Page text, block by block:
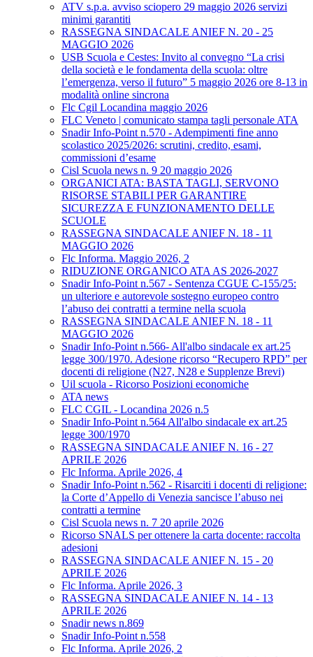
ATV s.p.a. avviso sciopero 29 maggio 2026 servizi
minimi garantiti
RASSEGNA SINDACALE ANIEF N. 20 - 25
MAGGIO 2026
USB Scuola e Cestes: Invito al convegno “La crisi
della società e le fondamenta della scuola: oltre
l’emergenza, verso il futuro” 5 maggio 2026 ore 8-13 in
modalità online sincrona
Flc Cgil Locandina maggio 2026
FLC Veneto | comunicato stampa tagli personale ATA
Snadir Info-Point n.570 - Adempimenti fine anno
scolastico 2025/2026: scrutini, credito, esami,
commissioni d’esame
Cisl Scuola news n. 9 20 maggio 2026
ORGANICI ATA: BASTA TAGLI, SERVONO
RISORSE STABILI PER GARANTIRE
SICUREZZA E FUNZIONAMENTO DELLE
SCUOLE
RASSEGNA SINDACALE ANIEF N. 18 - 11
MAGGIO 2026
Flc Informa. Maggio 2026, 2
RIDUZIONE ORGANICO ATA AS 2026-2027
Snadir Info-Point n.567 - Sentenza CGUE C‑155/25:
un ulteriore e autorevole sostegno europeo contro
l’abuso dei contratti a termine nella scuola
RASSEGNA SINDACALE ANIEF N. 18 - 11
MAGGIO 2026
Snadir Info-Point n.566- All'albo sindacale ex art.25
legge 300/1970. Adesione ricorso “Recupero RPD” per
docenti di religione (N27, N28 e Supplenze Brevi)
Uil scuola - Ricorso Posizioni economiche
ATA news
FLC CGIL - Locandina 2026 n.5
Snadir Info-Point n.564 All'albo sindacale ex art.25
legge 300/1970
RASSEGNA SINDACALE ANIEF N. 16 - 27
APRILE 2026
Flc Informa. Aprile 2026, 4
Snadir Info-Point n.562 - Risarciti i docenti di religione:
la Corte d’Appello di Venezia sancisce l’abuso nei
contratti a termine
Cisl Scuola news n. 7 20 aprile 2026
Ricorso SNALS per ottenere la carta docente: raccolta
adesioni
RASSEGNA SINDACALE ANIEF N. 15 - 20
APRILE 2026
Flc Informa. Aprile 2026, 3
RASSEGNA SINDACALE ANIEF N. 14 - 13
APRILE 2026
Snadir news n.869
Snadir Info-Point n.558
Flc Informa. Aprile 2026, 2